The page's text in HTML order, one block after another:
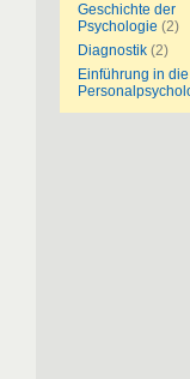
Geschichte der
Psychologie (2)
Diagnostik (2)
Einführung in die